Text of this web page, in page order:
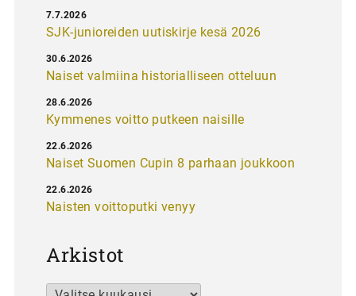
SJK-junioreiden uutiskirje kesä 2026
7.7.2026
Naiset valmiina historialliseen otteluun
30.6.2026
Kymmenes voitto putkeen naisille
28.6.2026
Naiset Suomen Cupin 8 parhaan joukkoon
22.6.2026
Naisten voittoputki venyy
22.6.2026
Arkistot
Arkistot